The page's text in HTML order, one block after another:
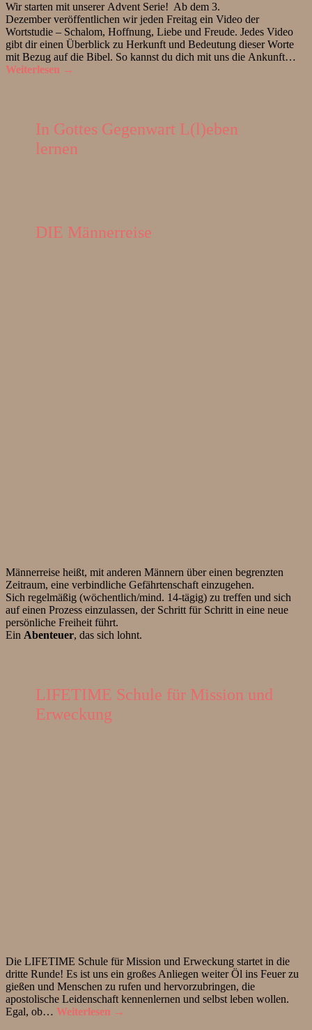
Wir starten mit unserer Advent Serie! Ab dem 3.
Dezember veröffentlichen wir jeden Freitag ein Video der
Wortstudie – Schalom, Hoffnung, Liebe und Freude. Jedes Video
gibt dir einen Überblick zu Herkunft und Bedeutung dieser Worte
mit Bezug auf die Bibel. So kannst du dich mit uns die Ankunft…
Weiterlesen →
In Gottes Gegenwart L(l)eben
lernen
DIE Männerreise
Männerreise heißt, mit anderen Männern über einen begrenzten
Zeitraum, eine verbindliche Gefährtenschaft einzugehen.
Sich regelmäßig (wöchentlich/mind. 14-tägig) zu treffen und sich
auf einen Prozess einzulassen, der Schritt für Schritt in eine neue
persönliche Freiheit führt.
Ein Abenteuer, das sich lohnt.
LIFETIME Schule für Mission und
Erweckung
Die LIFETIME Schule für Mission und Erweckung startet in die
dritte Runde! Es ist uns ein großes Anliegen weiter Öl ins Feuer zu
gießen und Menschen zu rufen und hervorzubringen, die
apostolische Leidenschaft kennenlernen und selbst leben wollen.
Egal, ob… Weiterlesen →